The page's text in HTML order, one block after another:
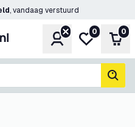
, vandaag verstuurd
Account
Mijn
0 0